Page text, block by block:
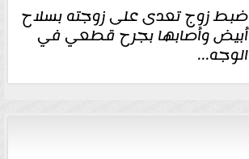
ضبط زوج تعدى على زوجته بسلاح
أبيض وأصابها بجرح قطعي في
الوجه...